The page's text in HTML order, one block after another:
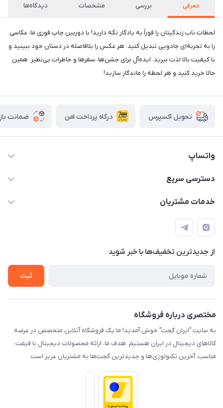
معرفی بررسی مشخصات دیدگاه‌ها
لحظات ناب زندگیتان را فوراً به یادگار نگه دارید! با دوربین چاپ فوری ما، عکاسی
را به تجربه‌ای جادویی تبدیل کنید. هر عکس را بلافاصله در دستان خود ببینید و
با کیفیت بالا لذت ببرید. ایده‌آل برای جشن‌ها، سفرها و خاطرات بی‌نظیر. همین
حالا خرید کنید و هر لحظه را ماندگار سازید!
تحویل اکسپرس درگاه پرداخت امن ضمانت
واتساپ
09933276933 واتس اپ و اینستاگرام - فقط
دسترسی سریع
حساب کاربری
لیست محصولات
درباره ما
خدمات مشتریان
قوانین و مقررات
حریم خصوصی
راهنما
از جدید‌ترین تخفیف‌ها با‌ خبر شوید
ثبت
مختصری درباره فروشگاه
به سایت "ایران گجت" خوش آمدید! ما یک فروشگاه آنلاین متخصص در عرضه
کالاهای دیجیتال در ایران هستیم. هدف ما، ارائه محصولات دیجیتال با قیمت
مناسب، آخرین تکنولوژی‌ها و جدیدترین گجت‌ها به مشتریان عزیز است.